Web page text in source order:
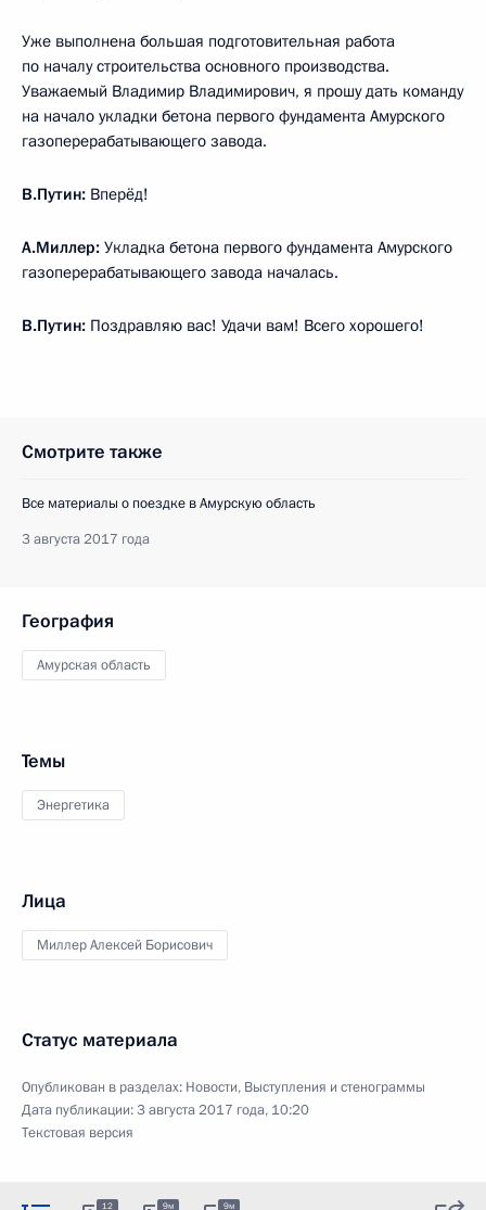
Уже выполнена большая подготовительная работа
по началу строительства основного производства.
Уважаемый Владимир Владимирович, я прошу дать команду
на начало укладки бетона первого фундамента Амурского
газоперерабатывающего завода.
В.Путин: Вперёд!
А.Миллер: Укладка бетона первого фундамента Амурского
газоперерабатывающего завода началась.
В.Путин: Поздравляю вас! Удачи вам! Всего хорошего!
Смотрите также
Все материалы о поездке в Амурскую область
3 августа 2017 года
География
Амурская область
Темы
Энергетика
Лица
Миллер Алексей Борисович
Статус материала
Опубликован в разделах: Новости, Выступления и стенограммы
Дата публикации:3 августа 2017 года, 10:20
Текстовая версия
12 9м 9м